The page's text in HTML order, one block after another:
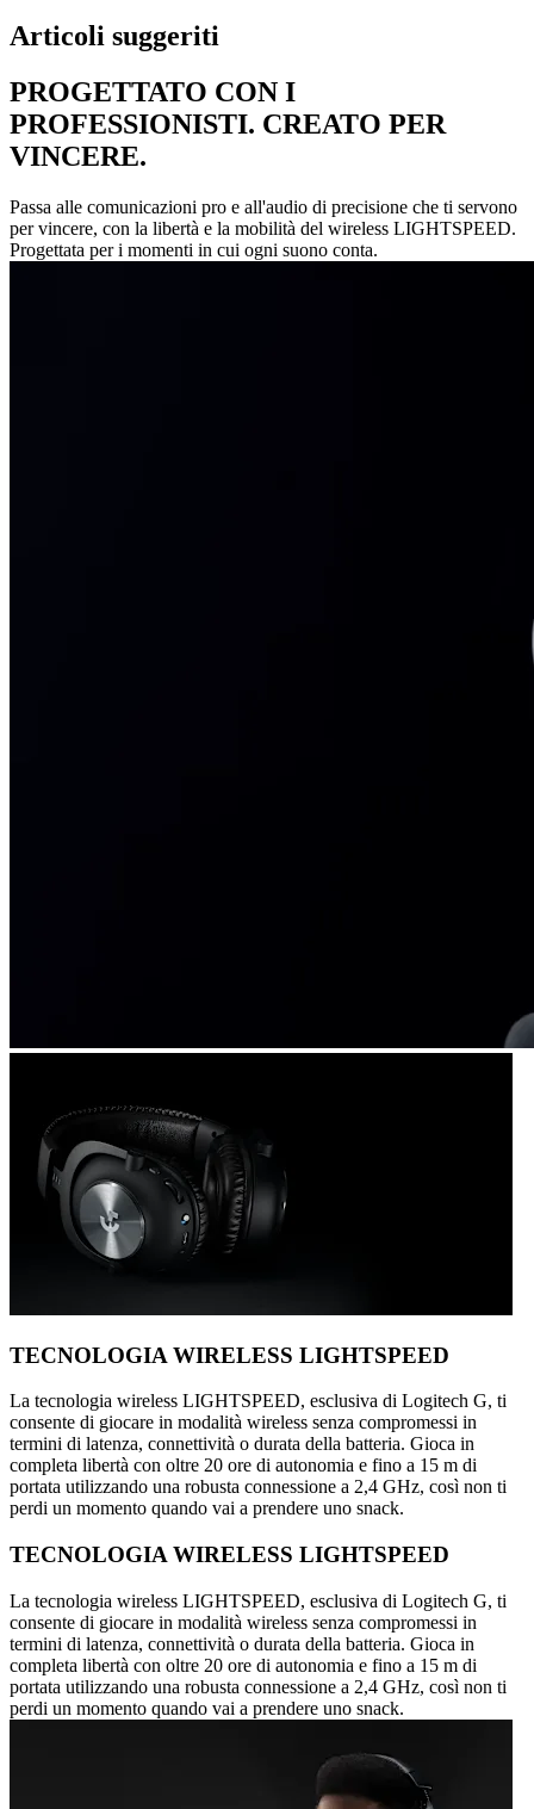
Articoli suggeriti
PROGETTATO CON I
PROFESSIONISTI. CREATO PER
VINCERE.
Passa alle comunicazioni pro e all'audio di precisione che ti servono
per vincere, con la libertà e la mobilità del wireless LIGHTSPEED.
Progettata per i momenti in cui ogni suono conta.
TECNOLOGIA WIRELESS LIGHTSPEED
La tecnologia wireless LIGHTSPEED, esclusiva di Logitech G, ti
consente di giocare in modalità wireless senza compromessi in
termini di latenza, connettività o durata della batteria. Gioca in
completa libertà con oltre 20 ore di autonomia e fino a 15 m di
portata utilizzando una robusta connessione a 2,4 GHz, così non ti
perdi un momento quando vai a prendere uno snack.
TECNOLOGIA WIRELESS LIGHTSPEED
La tecnologia wireless LIGHTSPEED, esclusiva di Logitech G, ti
consente di giocare in modalità wireless senza compromessi in
termini di latenza, connettività o durata della batteria. Gioca in
completa libertà con oltre 20 ore di autonomia e fino a 15 m di
portata utilizzando una robusta connessione a 2,4 GHz, così non ti
perdi un momento quando vai a prendere uno snack.